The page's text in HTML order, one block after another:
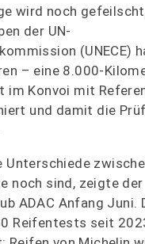
wird noch
der UN-
(UNECE)
– eine 8.000-
im Konvoi mit
und damit die
Unterschiede
noch sind, zeigte der
ADAC Anfang Juni.
Reifentests seit